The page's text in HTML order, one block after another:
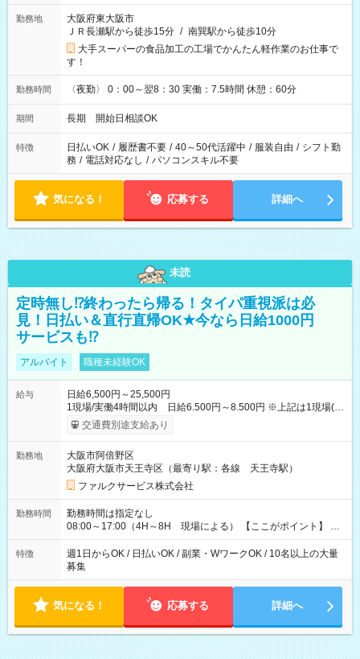
勤務地
大阪府東大阪市
ＪＲ長瀬駅から徒歩15分 / 南巽駅から徒歩10分
大手スーパーの食品加工の工場でかんたん軽作業のお仕事で
す！
勤務時間 〈夜勤〉 0：00～翌8：30 実働：7.5時間 休憩：60分
期間 長期 開始日相談OK
特徴 日払いOK / 履歴書不要 / 40～50代活躍中 / 服装自由 / シフト勤
務 / 電話対応なし / パソコンスキル不要
気になる！ 応募する 詳細へ
未読
定時無し⁉終わったら帰る！タイパ重視派は必
見！日払い＆直行直帰OK★今なら日給1000円
サービスも⁉
アルバイト 職種未経験OK
給与
日給6,500円～25,500円
1現場/実働4時間以内 日給6.500円～8.500円 ※上記は1現場(実
働4時間以内)あたりの給与です ※基本は1日あたり2現場(実働8
時間以内)をお任せします。その場合の支給額は日給1,3000円で
～」ですが、今なら初出勤をした人は採用祝いで【日給+1.000
円】のボーナスが！★（その他待遇に変更ありません） 現場に
よっては早く終わることもあり！ その場合も給与金額は変わり
ません！ ≪給与例≫ ・週1日勤務 ㈪～㈮は本業のため㈯のみ
1現場/6.500×2現場＝日給13.000円×4日 ＝月給52.000円 ・週6
日でレギュラー勤務(勤続1年) 1現場/7.200×2現場＝日給14.400
る」などをして月に40万以上を稼ぐ人も☆ ◆支払い方法：日払
い・週払い・月3回払いが選択可能 【試用期間】試用期間なし
交通費別途支給あり
勤務地
大阪市阿倍野区
大阪府大阪市天王寺区（最寄り駅：各線 天王寺駅）
ファルクサービス株式会社
勤務時間
勤務時間は指定なし
08:00～17:00（4H～8H 現場による） 【ここがポイント】 ◆
給与の日給保障あり！ 「4時間の現場」が「1時間」で終わった
時も給料変わらず！ 「4時間の現場」のお給料をお支払いします
♪ 1日にたくさんの現場をこなせば、高収入を実現可能！
特徴
週1日からOK / 日払いOK / 副業・WワークOK / 10名以上の大量
募集
気になる！ 応募する 詳細へ